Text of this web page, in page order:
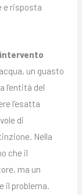
e risposta
un guasto
l’entità del
l’esatta
di
Nella
che il
ma un
problema.